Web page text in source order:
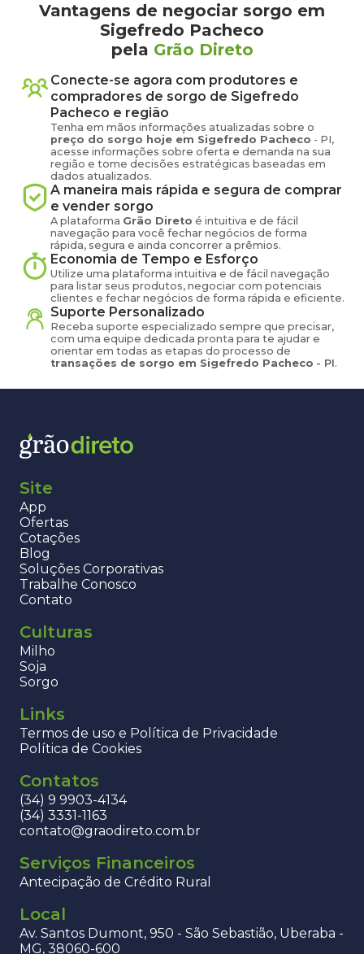
Vantagens de negociar sorgo em
Sigefredo Pacheco
pela Grão Direto
Conecte-se agora com produtores e
compradores de sorgo de Sigefredo
Pacheco e região
Tenha em mãos informações atualizadas sobre o
preço do sorgo hoje em Sigefredo Pacheco - PI,
acesse informações sobre oferta e demanda na sua
região e tome decisões estratégicas baseadas em
dados atualizados.
A maneira mais rápida e segura de comprar
e vender sorgo
A plataforma Grão Direto é intuitiva e de fácil
navegação para você fechar negócios de forma
rápida, segura e ainda concorrer a prêmios.
Economia de Tempo e Esforço
Utilize uma plataforma intuitiva e de fácil navegação
para listar seus produtos, negociar com potenciais
clientes e fechar negócios de forma rápida e eficiente.
Suporte Personalizado
Receba suporte especializado sempre que precisar,
com uma equipe dedicada pronta para te ajudar e
orientar em todas as etapas do processo de
transações de sorgo em Sigefredo Pacheco - PI.
Site
App
Ofertas
Cotações
Blog
Soluções Corporativas
Trabalhe Conosco
Contato
Culturas
Milho
Soja
Sorgo
Links
Termos de uso e Política de Privacidade
Política de Cookies
Contatos
(34) 9 9903-4134
(34) 3331-1163
contato@graodireto.com.br
Serviços Financeiros
Antecipação de Crédito Rural
Local
Av. Santos Dumont, 950 - São Sebastião, Uberaba -
MG, 38060-600